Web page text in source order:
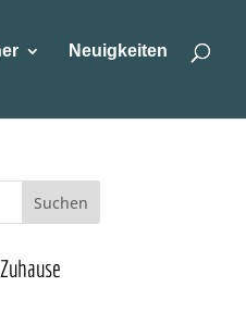
Neuigkeiten